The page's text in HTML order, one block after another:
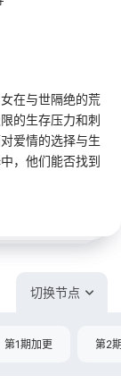
在与世隔绝的荒
的生存压力和刺
爱情的选择与生
，他们能否找到
切换节点
第1期加更 第2